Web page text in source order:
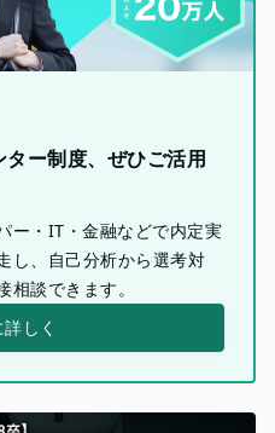
ー制度、ぜひご活用
ー・IT・金融などで内定実
し、自己分析から選考対
談できます。
しく